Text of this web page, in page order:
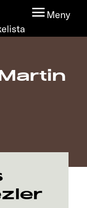
Meny